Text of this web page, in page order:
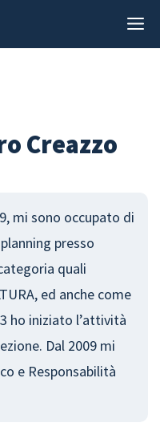
Creazzo
mi sono occupato di
presso
quali
ed anche come
ho iniziato l’attività
Dal 2009 mi
e Responsabilità